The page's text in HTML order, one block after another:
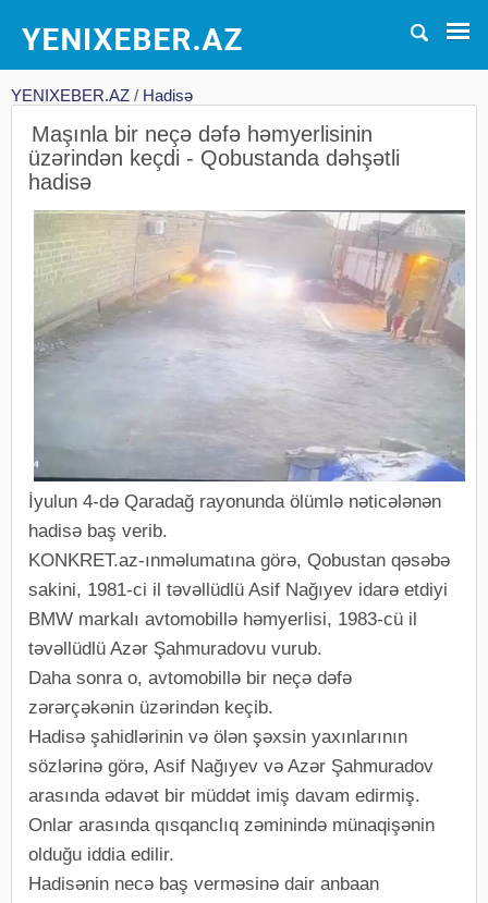
YENIXEBER.AZ / Hadisə
Maşınla bir neçə dəfə həmyerlisinin
üzərindən keçdi - Qobustanda dəhşətli
hadisə
İyulun 4-də Qaradağ rayonunda ölümlə nəticələnən
hadisə baş verib.
KONKRET.az-ınməlumatına görə, Qobustan qəsəbə
sakini, 1981-ci il təvəllüdlü Asif Nağıyev idarə etdiyi
BMW markalı avtomobillə həmyerlisi, 1983-cü il
təvəllüdlü Azər Şahmuradovu vurub.
Daha sonra o, avtomobillə bir neçə dəfə
zərərçəkənin üzərindən keçib.
Hadisə şahidlərinin və ölən şəxsin yaxınlarının
sözlərinə görə, Asif Nağıyev və Azər Şahmuradov
arasında ədavət bir müddət imiş davam edirmiş.
Onlar arasında qısqanclıq zəminində münaqişənin
olduğu iddia edilir.
Hadisənin necə baş verməsinə dair anbaan